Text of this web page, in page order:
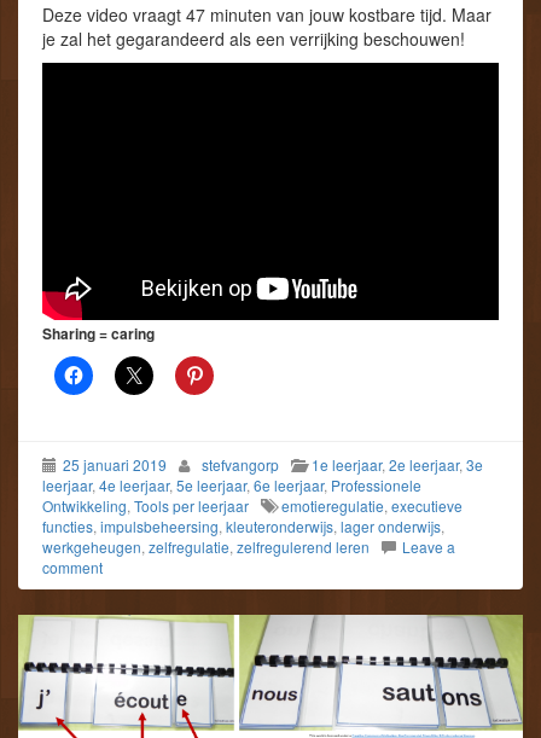
Deze video vraagt 47 minuten van jouw kostbare tijd. Maar
je zal het gegarandeerd als een verrijking beschouwen!
Sharing = caring
25 januari 2019 stefvangorp 1e leerjaar, 2e leerjaar, 3e
leerjaar, 4e leerjaar, 5e leerjaar, 6e leerjaar, Professionele
Ontwikkeling, Tools per leerjaar emotieregulatie, executieve
functies, impulsbeheersing, kleuteronderwijs, lager onderwijs,
werkgeheugen, zelfregulatie, zelfregulerend leren
Leave a
comment